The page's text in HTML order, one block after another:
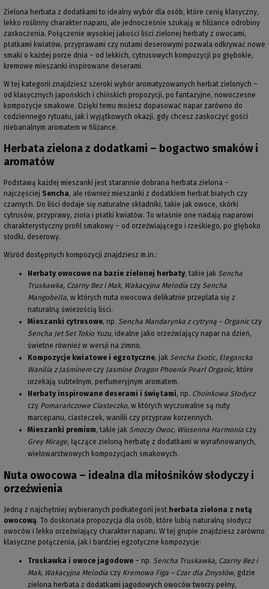
Zielona herbata z dodatkami to idealny wybór dla osób, które cenią klasyczny,
lekko roślinny charakter naparu, ale jednocześnie szukają w filiżance odrobiny
zaskoczenia. Połączenie wysokiej jakości liści zielonej herbaty z owocami,
płatkami kwiatów, przyprawami czy nutami deserowymi pozwala odkrywać nowe
smaki o każdej porze dnia – od lekkich, cytrusowych kompozycji po głębokie,
kremowe mieszanki inspirowane deserami.
W tej kategorii znajdziesz szeroki wybór aromatyzowanych herbat zielonych –
od klasycznych japońskich i chińskich propozycji, po fantazyjne, nowoczesne
kompozycje smakowe. Dzięki temu możesz dopasować napar zarówno do
codziennego rytuału, jak i wyjątkowych okazji, gdy chcesz zaskoczyć gości
niebanalnym aromatem w filiżance.
Herbata zielona z dodatkami – bogactwo smaków i
aromatów
Podstawą każdej mieszanki jest starannie dobrana herbata zielona –
najczęściej Sencha, ale również mieszanki z dodatkiem herbat białych czy
czarnych. Do liści dodaje się naturalne składniki, takie jak owoce, skórki
cytrusów, przyprawy, zioła i płatki kwiatów. To właśnie one nadają naparowi
charakterystyczny profil smakowy – od orzeźwiającego i rześkiego, po głęboko
słodki, deserowy.
Wśród dostępnych kompozycji znajdziesz m.in.:
Herbaty owocowe na bazie zielonej herbaty, takie jak Sencha
Truskawka, Czarny Bez i Mak, Wakacyjna Melodia czy Sencha
Mangobella, w których nuta owocowa delikatnie przeplata się z
naturalną świeżością liści.
Mieszanki cytrusowe, np. Sencha Mandarynka z cytryną – Organicczy
Sencha Jet Set Tokio Yuzu, idealne jako orzeźwiający napar na dzień,
świetne również w wersji na zimno.
Kompozycje kwiatowe i egzotyczne, jak Sencha Exotic, Elegancka
Wanilia z Jaśminemczy Jasmine Dragon Phoenix Pearl Organic, które
urzekają subtelnym, perfumeryjnym aromatem.
Herbaty inspirowane deserami i świętami, np. Choinkowa Słodycz
czy Pomarańczowe Ciasteczko, w których wyczuwalne są nuty
marcepanu, ciasteczek, wanilii czy przypraw korzennych.
Mieszanki premium, takie jak Smoczy Owoc, Wiosenna Harmonia czy
Grey Mirage, łączące zieloną herbatę z dodatkami w wyrafinowanych,
wielowarstwowych kompozycjach smakowych.
Nuta owocowa – idealna dla miłośników słodyczy i
orzeźwienia
Jedną z najchętniej wybieranych podkategorii jest herbata zielona z nutą
owocową. To doskonała propozycja dla osób, które lubią naturalną słodycz
owoców i lekko orzeźwiający charakter naparu. W tej grupie znajdziesz zarówno
klasyczne połączenia, jak i bardziej egzotyczne kompozycje:
Truskawka i owoce jagodowe – np. Sencha Truskawka, Czarny Bez i
Mak, Wakacyjna Melodia czy Kremowa Figa – Czar dla Zmysłów, gdzie
zielona herbata z dodatkami jagodowych owoców tworzy pełny,